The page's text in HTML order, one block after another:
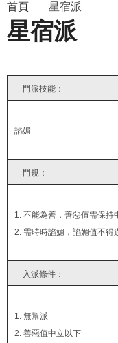
導
航
結
首頁 星宿派
星宿派
門派技能：
諂媚
門規：
1. 不能為善，善惡值需保持
2. 需時時諂媚，諂媚值不得
入派條件：
1. 無幫派
2. 善惡值中立以下